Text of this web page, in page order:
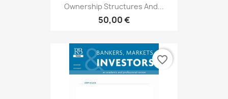
Ownership Structures And...
50,00 €
favorite_border